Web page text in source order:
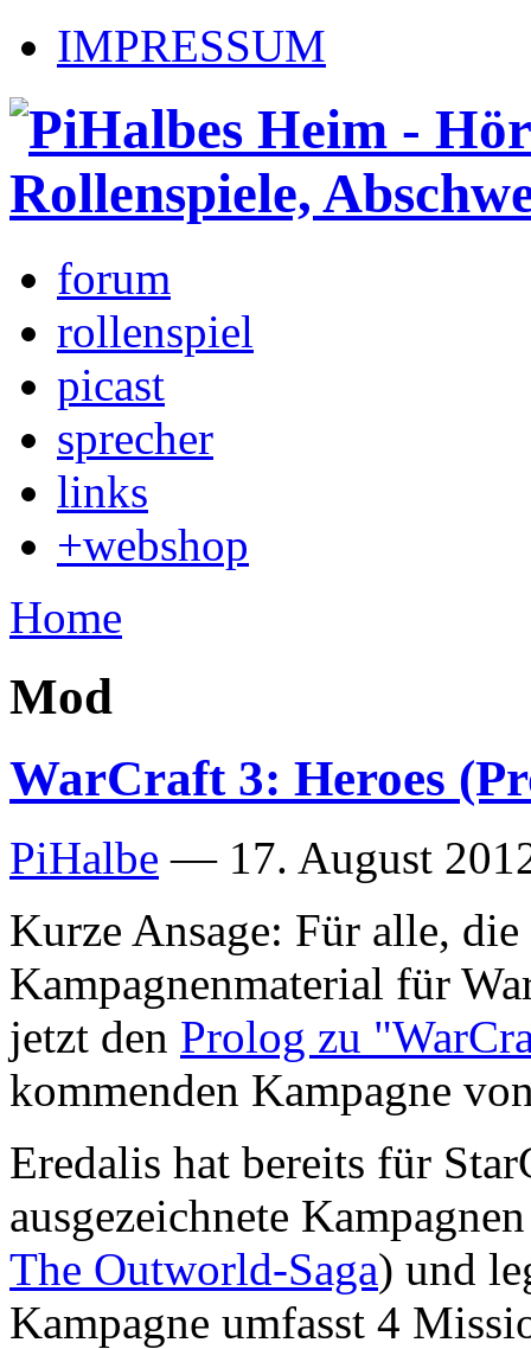
IMPRESSUM
forum
rollenspiel
picast
sprecher
links
+webshop
Home
Mod
WarCraft 3: Heroes
PiHalbe — 17. August
Kurze Ansage: Für alle,
Kampagnenmaterial für
jetzt den Prolog zu
kommenden Kampagne
Eredalis hat bereits für
ausgezeichnete
The Outworld-Saga) und
Kampagne umfasst 4